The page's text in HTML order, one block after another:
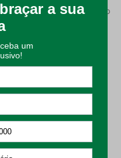
durabilidade e a retenção
para o dia a dia;
que simula o
em relevo que
é utilizada;
decorativo que
m, é ideal para cobrir
como peseira em camas